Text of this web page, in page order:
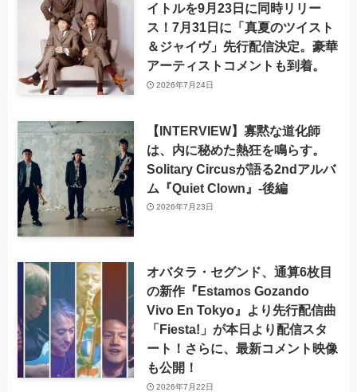
イトルを9月23日に同時リリー
ス！7月31日に「真夏のツイスト
＆ジャイヴ」先行配信決定。豪華
アーティストコメントも到着。
2026年7月24日
【INTERVIEW】寡黙な道化師
は、内に秘めた熱狂を鳴らす。
Solitary Circusが語る2ndアルバ
ム『Quiet Clown』-後編
2026年7月23日
オバタラ・セグンド、通算6枚目
の新作『Estamos Gozando
Vivo En Tokyo』より先行配信曲
「Fiesta!」が本日より配信スタ
ート！さらに、最新コメント映像
も公開！
2026年7月22日